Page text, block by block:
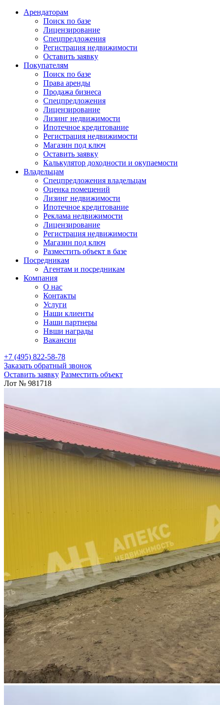
Арендаторам
Поиск по базе
Лицензирование
Спецпредложения
Регистрация недвижимости
Оставить заявку
Покупателям
Поиск по базе
Права аренды
Продажа бизнеса
Спецпредложения
Лицензирование
Лизинг недвижимости
Ипотечное кредитование
Регистрация недвижимости
Магазин под ключ
Оставить заявку
Калькулятор доходности и окупаемости
Владельцам
Спецпредложения владельцам
Оценка помещений
Лизинг недвижимости
Ипотечное кредитование
Реклама недвижимости
Лицензирование
Регистрация недвижимости
Магазин под ключ
Разместить объект в базе
Посредникам
Агентам и посредникам
Компания
О нас
Контакты
Услуги
Наши клиенты
Наши партнеры
Нвши награды
Вакансии
+7 (495) 822-58-78
Заказать обратный звонок
Оставить заявку Разместить объект
Лот № 981718